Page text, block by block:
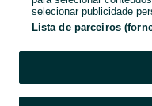
selecionar publicidade
Lista de parceiros